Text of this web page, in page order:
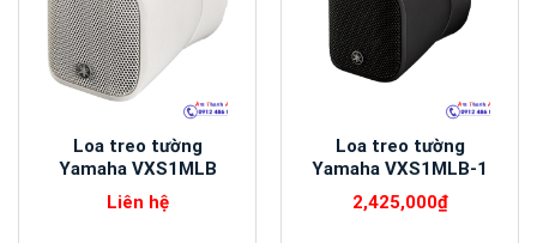
Loa treo tường
Yamaha VXS1MLB
Liên hệ
Loa treo tường
Yamaha VXS1MLB-1
2,425,000₫